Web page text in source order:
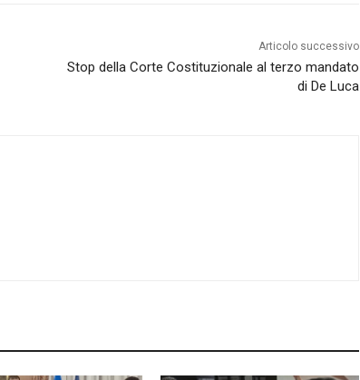
Articolo successivo
Stop della Corte Costituzionale al terzo mandato
di De Luca